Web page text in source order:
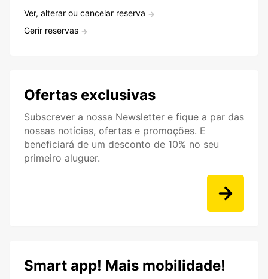
Ver, alterar ou cancelar reserva
Gerir reservas
Ofertas exclusivas
Subscrever a nossa Newsletter e fique a par das
nossas notícias, ofertas e promoções. E
beneficiará de um desconto de 10% no seu
primeiro aluguer.
Smart app! Mais mobilidade!